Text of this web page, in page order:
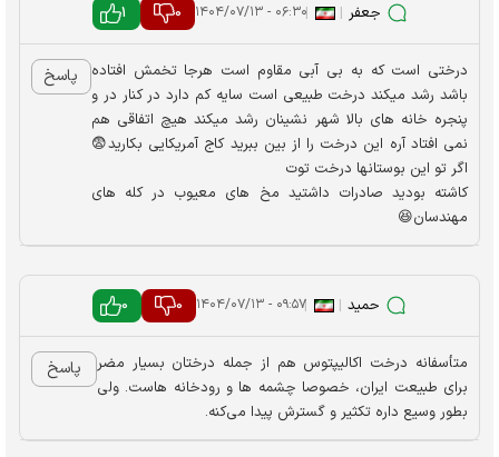
جعفر |
|۰۶:۳۰ - ۱۴۰۴/۰۷/۱۳ 0
1
درختی است که به بی آبی مقاوم است هرجا تخمش افتاده
باشد رشد میکند درخت طبیعی است سایه کم دارد در کنار در و
پنجره خانه های بالا شهر نشینان رشد میکند هیچ اتفاقی هم
نمی افتاد آره این درخت را از بین ببرید کاج آمریکایی بکارید😨
اگر تو این بوستانها درخت توت
کاشته بودید صادرات داشتید مخ های معیوب در کله های
مهندسان😆
پاسخ
حمید |
|۰۹:۵۷ - ۱۴۰۴/۰۷/۱۳ 0
0
متأسفانه درخت اکالیپتوس هم از جمله درختان بسیار مضر
برای طبیعت ایران، خصوصا چشمه ها و رودخانه هاست. ولی
بطور وسیع داره تکثیر و گسترش پیدا می‌کنه.
پاسخ